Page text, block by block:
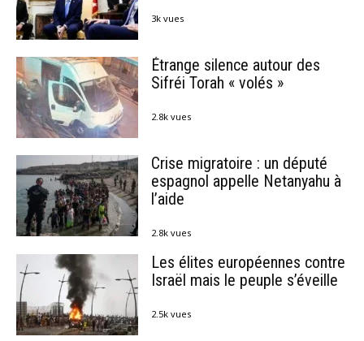
3k vues
Étrange silence autour des
Sifréi Torah « volés »
2.8k vues
Crise migratoire : un député
espagnol appelle Netanyahu à
l’aide
2.8k vues
Les élites européennes contre
Israël mais le peuple s’éveille
2.5k vues